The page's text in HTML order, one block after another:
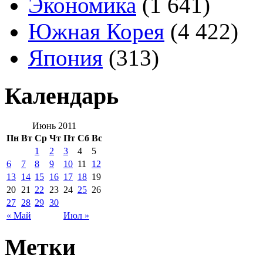
Экономика (1 641)
Южная Корея (4 422)
Япония (313)
Календарь
Июнь 2011
Пн Вт Ср Чт Пт Сб Вс
« Май Июл »
1 2 3 4
5
6
7 8 9 10 11
12
13 14 15 16 17 18 19
20 21 22 23 24 25 26
27 28 29 30
Метки